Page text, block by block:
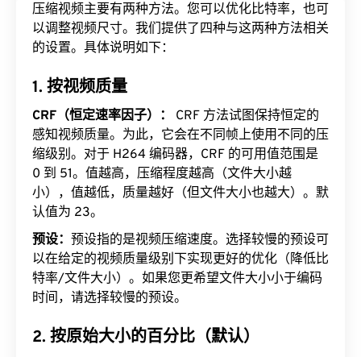
压缩视频主要有两种方法。您可以优化比特率，也可
以调整视频尺寸。我们提供了四种与这两种方法相关
的设置。具体说明如下：
1. 按视频质量
CRF（恒定速率因子）：
CRF 方法试图保持恒定的
感知视频质量。为此，它会在不同帧上使用不同的压
缩级别。对于 H264 编码器，CRF 的可用值范围是
0 到 51。值越高，压缩程度越高（文件大小越
小），值越低，质量越好（但文件大小也越大）。默
认值为 23。
预设： 预设指的是视频压缩速度。选择较慢的预设可
以在给定的视频质量级别下实现更好的优化（降低比
特率/文件大小）。如果您更希望文件大小小于编码
时间，请选择较慢的预设。
2. 按原始大小的百分比（默认）